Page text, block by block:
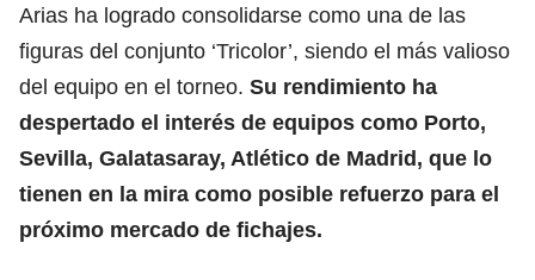
Arias ha logrado consolidarse como una de las
figuras del conjunto ‘Tricolor’, siendo el más valioso
del equipo en el torneo. Su rendimiento ha
despertado el interés de equipos como Porto,
Sevilla, Galatasaray, Atlético de Madrid, que lo
tienen en la mira como posible refuerzo para el
próximo mercado de fichajes.